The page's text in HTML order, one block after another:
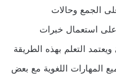
الجمع وحالات
استعمال خبرات
التعلم بهذه الطريقة
المهارات اللغوية مع بعض